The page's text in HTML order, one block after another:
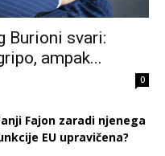
Burioni svari:
ampak...
0
Fajon zaradi njenega
EU upravičena?